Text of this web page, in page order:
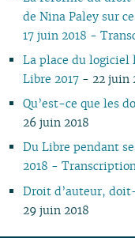
de Nina Paley sur
17 juin 2018 -
La place du logiciel
Libre 2017- 22 juin
Qu’est-ce que les
26 juin 2018
Du Libre pendant
2018 -
Droit d’auteur,
29 juin 2018